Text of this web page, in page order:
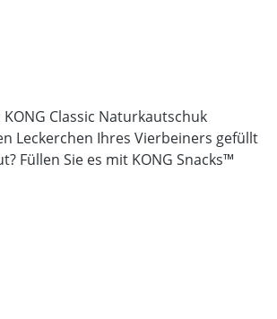
Classic Naturkautschuk
Leckerchen Ihres Vierbeiners gefüllt
Füllen Sie es mit KONG Snacks™